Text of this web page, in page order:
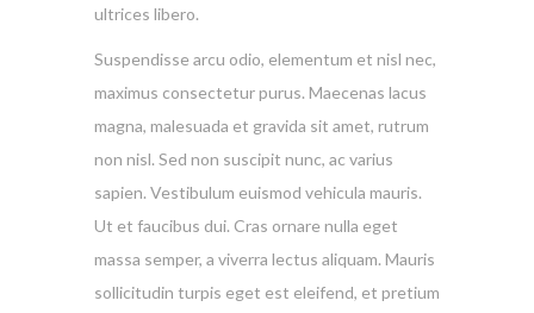
ultrices libero.
Suspendisse arcu odio, elementum et nisl nec,
maximus consectetur purus. Maecenas lacus
magna, malesuada et gravida sit amet, rutrum
non nisl. Sed non suscipit nunc, ac varius
sapien. Vestibulum euismod vehicula mauris.
Ut et faucibus dui. Cras ornare nulla eget
massa semper, a viverra lectus aliquam. Mauris
sollicitudin turpis eget est eleifend, et pretium